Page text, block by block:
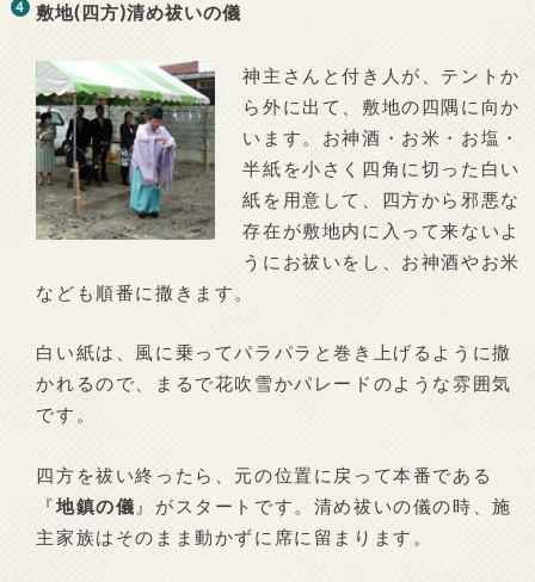
敷地(四方)清め祓いの儀
神主さんと付き人が、テントか
ら外に出て、敷地の四隅に向か
います。お神酒・お米・お塩・
半紙を小さく四角に切った白い
紙を用意して、四方から邪悪な
存在が敷地内に入って来ないよ
うにお祓いをし、お神酒やお米
なども順番に撒きます。
白い紙は、風に乗ってパラパラと巻き上げるように撒
かれるので、まるで花吹雪かパレードのような雰囲気
です。
四方を祓い終ったら、元の位置に戻って本番である
『地鎮の儀 』がスタートです。清め祓いの儀の時、施
主家族はそのまま動かずに席に留まります。